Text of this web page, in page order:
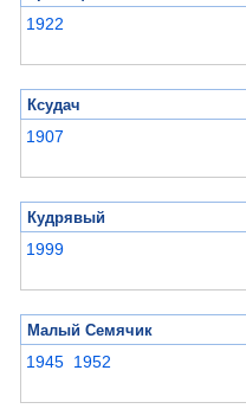
1922
Ксудач
1907
Кудрявый
1999
Малый Семячик
1945 1952